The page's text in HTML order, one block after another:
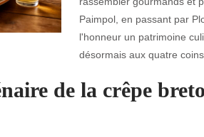
Paimpol, en passant par
l'honneur un patrimoine
désormais aux quatre
de la crêpe